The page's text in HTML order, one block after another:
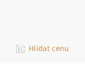
Hlídat cenu